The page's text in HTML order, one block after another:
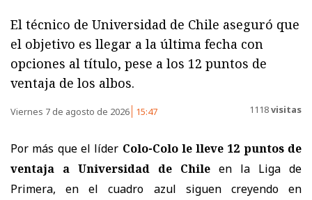
El técnico de Universidad de Chile aseguró que
el objetivo es llegar a la última fecha con
opciones al título, pese a los 12 puntos de
ventaja de los albos.
Viernes 7 de agosto de 2026 15:47 1118visitas
Por más que el líder Colo-Colo le lleve 12 puntos de
ventaja a Universidad de Chile en la Liga de
Primera, en el cuadro azul siguen creyendo en